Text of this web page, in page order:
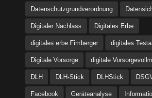
Datenschutzgrundverordnung
Digitaler Nachlass Digitales Erbe
digitales erbe Fimberger digitales
Digitale Vorsorge digitale
DLH DLH-Stick DLHStick
Facebook Geräteanalyse